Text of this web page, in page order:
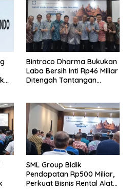
Bintraco Dharma Bukukan
Laba Bersih Inti Rp46 Miliar
Ditengah Tantangan
SML Group Bidik
Pendapatan Rp500 Miliar,
Perkuat Bisnis Rental Alat